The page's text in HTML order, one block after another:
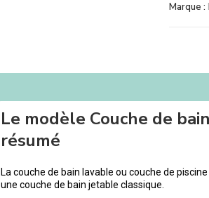
Marque :
Le modèle Couche de
résumé
La couche de bain lavable ou couche de
une couche de bain jetable classique.